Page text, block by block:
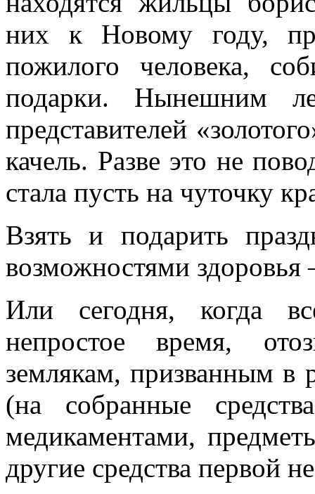
них к Новому году,
пожилого человека,
подарки. Нынешним
представителей
качель. Разве это не
стала пусть на чуточку
Взять и подарить
возможностями здоровья
Или сегодня, когда
непростое время,
землякам, призванным в
(на собранные
медикаментами,
другие средства первой